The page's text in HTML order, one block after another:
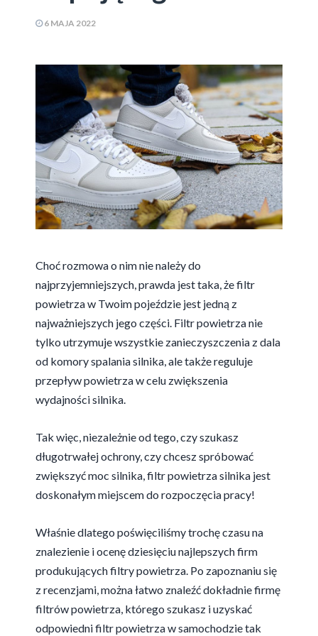
6 MAJA 2022
Choć rozmowa o nim nie należy do
najprzyjemniejszych, prawda jest taka, że filtr
powietrza w Twoim pojeździe jest jedną z
najważniejszych jego części. Filtr powietrza nie
tylko utrzymuje wszystkie zanieczyszczenia z dala
od komory spalania silnika, ale także reguluje
przepływ powietrza w celu zwiększenia
wydajności silnika.
Tak więc, niezależnie od tego, czy szukasz
długotrwałej ochrony, czy chcesz spróbować
zwiększyć moc silnika, filtr powietrza silnika jest
doskonałym miejscem do rozpoczęcia pracy!
Właśnie dlatego poświęciliśmy trochę czasu na
znalezienie i ocenę dziesięciu najlepszych firm
produkujących filtry powietrza. Po zapoznaniu się
z recenzjami, można łatwo znaleźć dokładnie firmę
filtrów powietrza, którego szukasz i uzyskać
odpowiedni filtr powietrza w samochodzie tak